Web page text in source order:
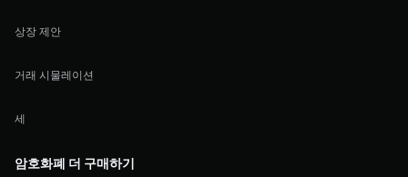
상장 제안
거래 시물레이션
세
암호화폐 더 구매하기